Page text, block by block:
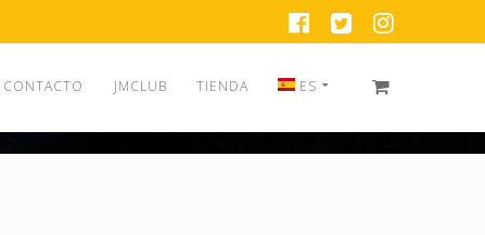
CONTACTO JMCLUB TIENDA ES
EN